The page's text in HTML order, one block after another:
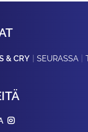
& CRY SEURASSA